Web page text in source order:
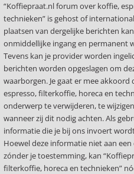
“Koffiepraat.nl forum over koffie,
technieken” is gehost of
plaatsen van dergelijke berichten
onmiddellijke ingang en permanent
Tevens kan je provider worden
berichten worden opgeslagen om
waarborgen. Je gaat er mee
espresso, filterkoffie, horeca en
onderwerp te verwijderen, te
wanneer zij dit nodig achten. Als
informatie die je bij ons invoert
Hoewel deze informatie niet aan
zónder je toestemming, kan
filterkoffie, horeca en technieken”